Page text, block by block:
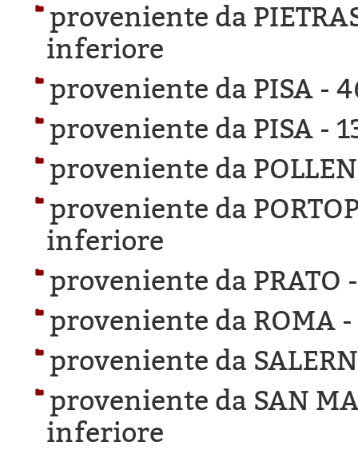
proveniente da
inferiore
proveniente da PISA -
proveniente da PISA -
proveniente da
proveniente da
inferiore
proveniente da PRATO
proveniente da ROMA -
proveniente da
proveniente da SAN
inferiore